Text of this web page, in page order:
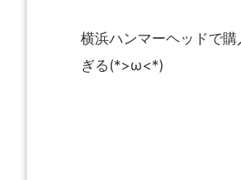
横浜ハンマーヘッドで
ぎる(*>ω<*)